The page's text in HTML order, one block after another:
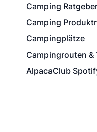
Camping
Camping
Campingplätze
Campingrouten &
AlpacaClub